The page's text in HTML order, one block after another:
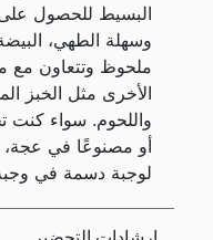
البسيط للحصول على
وسهلة الطهي،
ملحوظ وتتعاون مع
الأخرى مثل الخبز
واللحوم. سواء كنت
أو مصنوعًا في عجة،
لوجبة دسمة في وجبة